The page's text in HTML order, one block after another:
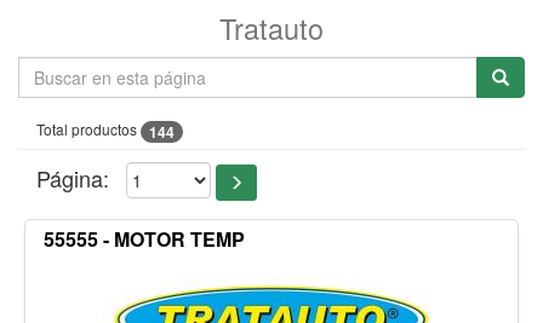
Tratauto
Total productos 144
Página:
55555 - MOTOR TEMP